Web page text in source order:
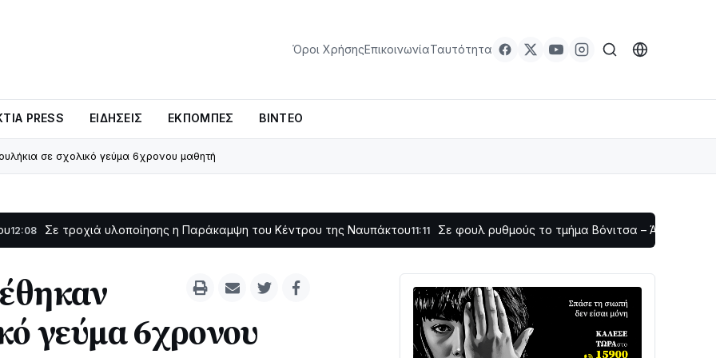
Όροι ΧρήσηςΕπικοινωνίαΤαυτότητα
PRESS ΕΙΔΉΣΕΙΣ ΕΚΠΟΜΠΈΣ ΒΊΝΤΕΟ
σε σχολικό γεύμα 6χρονου μαθητή
υλοποίησης η Παράκαμψη του Κέντρου της Ναυπάκτου11:11 Σε φουλ ρυθμούς το τμήμα Βόνιτσα – Άγιος Νικόλαος |
γεύμα 6χρονου